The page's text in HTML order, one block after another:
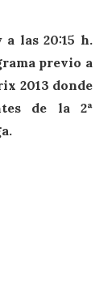
las 20:15 h.
previo a
2013 donde
de la 2ª